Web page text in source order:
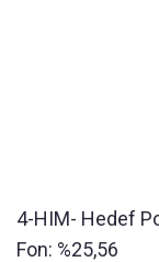
4-HIM- Hedef
Fon: %25,56